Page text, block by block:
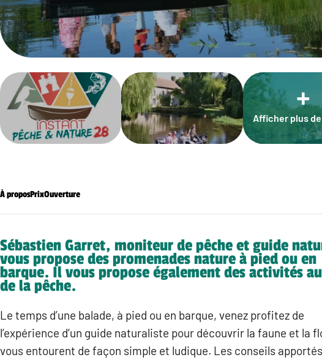
+
Afficher plus
À proposPrixOuverture
Sébastien Garret, moniteur de pêche et guide
vous propose des promenades nature à pied ou en
barque. Il vous propose également des activités
de la pêche.
Le temps d’une balade, à pied ou en barque, venez profitez de
l’expérience d’un guide naturaliste pour découvrir la faune et la
vous entourent de façon simple et ludique. Les conseils